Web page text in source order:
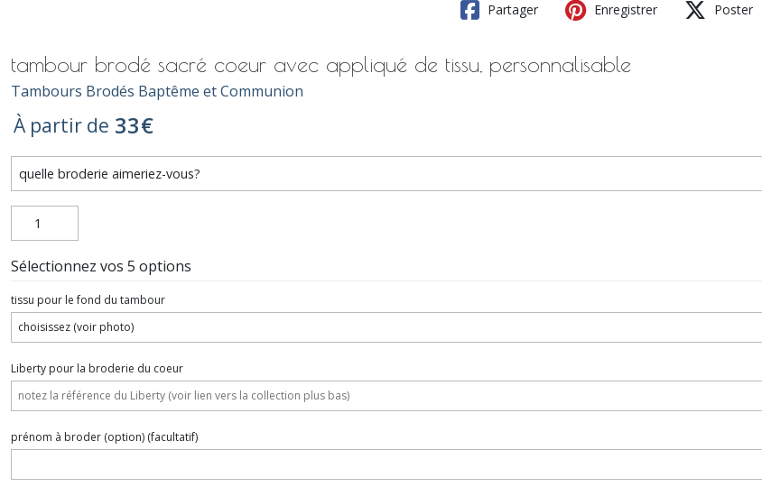
Partager Enregistrer Poster
tambour brodé sacré coeur avec appliqué de tissu, personnalisable
Tambours Brodés Baptême et Communion
À partir de 33€
Sélectionnez vos 5 options
tissu pour le fond du tambour
Liberty pour la broderie du coeur
prénom à broder (option) (facultatif)